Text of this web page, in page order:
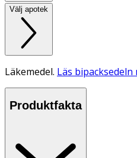
Välj apotek
Läkemedel. Läs
Produktfakta